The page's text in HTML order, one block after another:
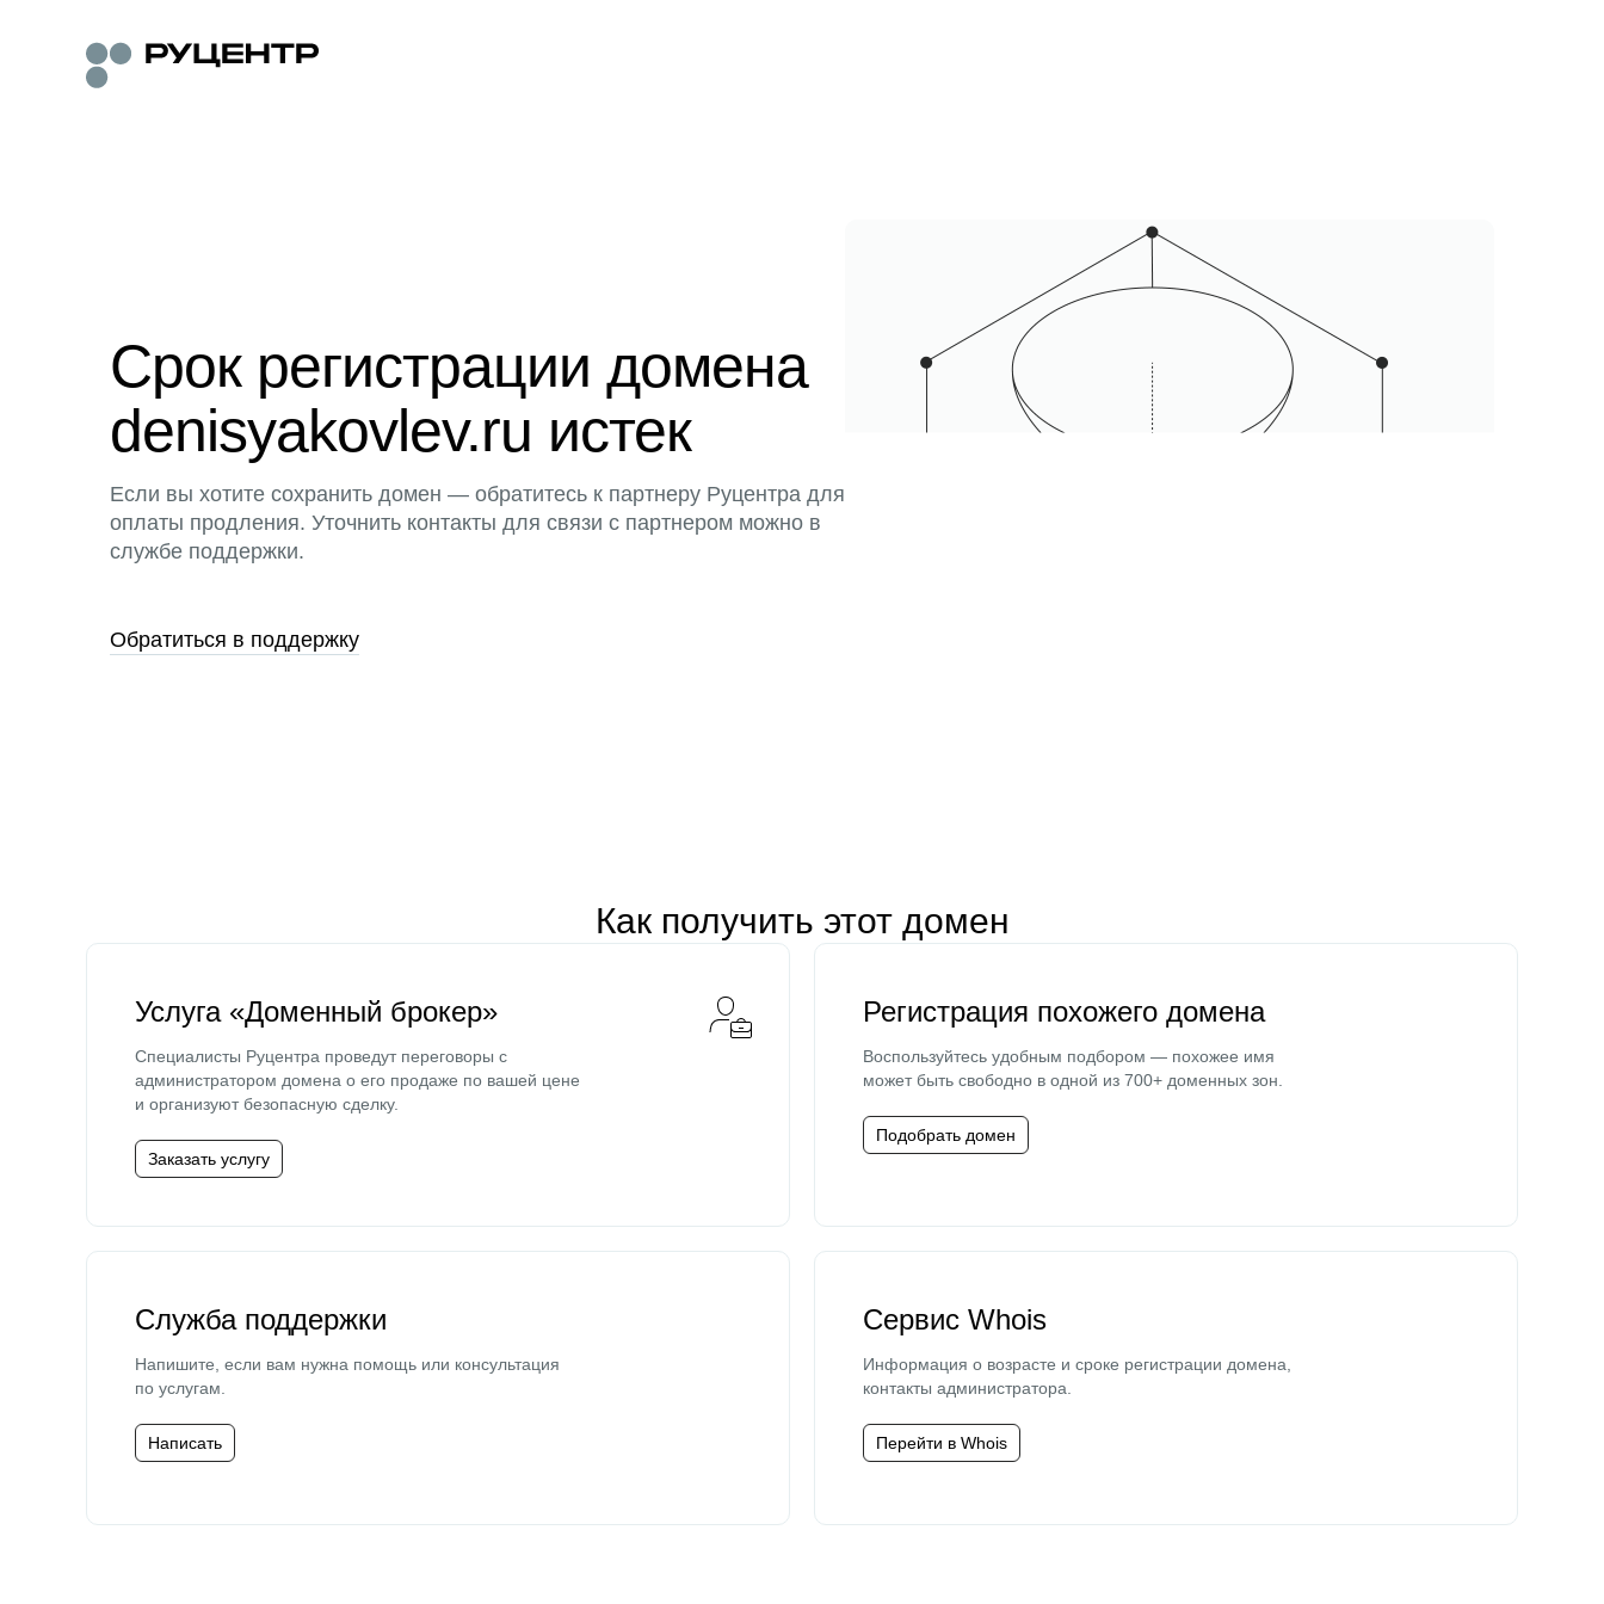
Срок регистрации домена
denisyakovlev.ru истек
Если вы хотите сохранить домен — обратитесь к партнеру Руцентра для
оплаты продления. Уточнить контакты для связи с партнером можно в
службе поддержки.
Обратиться в поддержку
Как получить этот домен
Услуга «Доменный брокер»
Специалисты Руцентра проведут переговоры с
администратором домена о его продаже по вашей цене
и организуют безопасную сделку.
Заказать услугу
Регистрация похожего домена
Воспользуйтесь удобным подбором — похожее имя
может быть свободно в одной из 700+ доменных зон.
Подобрать домен
Служба поддержки
Напишите, если вам нужна помощь или консультация
по услугам.
Написать
Сервис Whois
Информация о возрасте и сроке регистрации домена,
контакты администратора.
Перейти в Whois